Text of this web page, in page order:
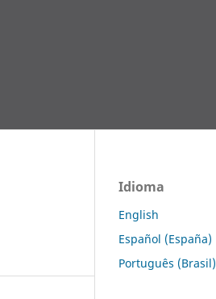
Idioma
English
Español (España)
Português (Brasil)